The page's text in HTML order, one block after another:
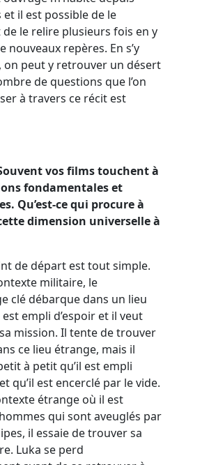
il est possible de le
le relire plusieurs fois en y
nouveaux repères. En s’y
on peut y retrouver un désert
de questions que l’on
à travers ce récit est
vos films touchent à
fondamentales et
Qu’est-ce qui procure à
dimension universelle à
de départ est tout simple.
militaire, le
clé débarque dans un lieu
empli d’espoir et il veut
mission. Il tente de trouver
ce lieu étrange, mais il
à petit qu’il est empli
qu’il est encerclé par le vide.
étrange où il est
qui sont aveuglés par
il essaie de trouver sa
Luka se perd